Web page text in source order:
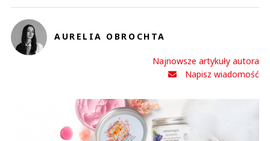
ann
19.10.2017 / 13:42
This comment was minimized by the moderator on the site
Odpowiedz
1
0
AURELIA OBROCHTA
Najnowsze artykuły autora
Napisz wiadomość